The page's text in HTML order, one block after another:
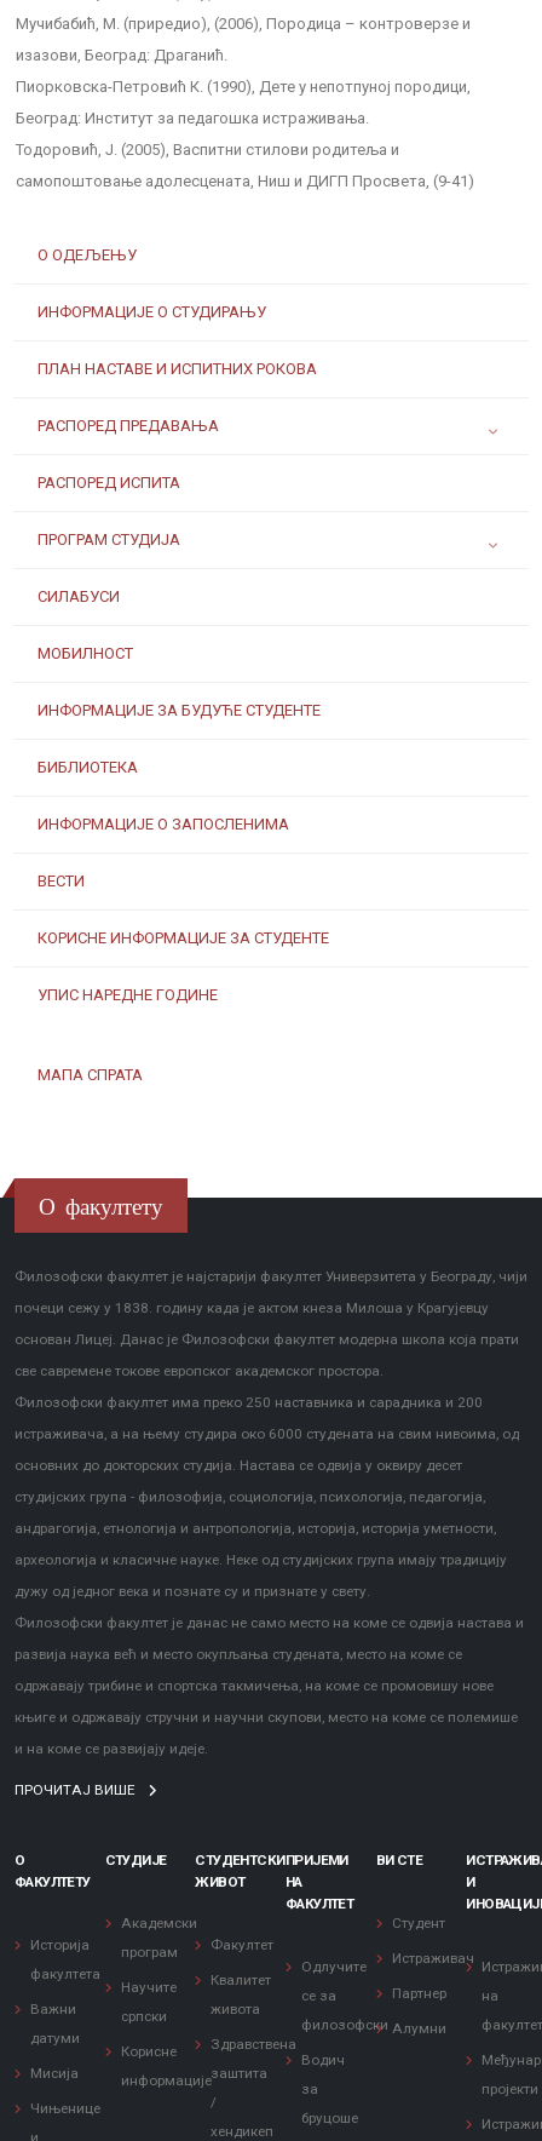
О ОДЕЉЕЊУ
ИНФОРМАЦИЈЕ О СТУДИРАЊУ
ПЛАН НАСТАВЕ И ИСПИТНИХ РОКОВА
РАСПОРЕД ПРЕДАВАЊА
РАСПОРЕД ИСПИТА
ПРОГРАМ СТУДИЈА
СИЛАБУСИ
МОБИЛНОСТ
ИНФОРМАЦИЈЕ ЗА БУДУЋЕ СТУДЕНТЕ
БИБЛИОТЕКА
ИНФОРМАЦИЈЕ О ЗАПОСЛЕНИМА
ВЕСТИ
КОРИСНЕ ИНФОРМАЦИЈЕ ЗА СТУДЕНТЕ
УПИС НАРЕДНЕ ГОДИНЕ
МАПА СПРАТА
Мучибабић, М. (приредио), (2006), Породица – контроверзе и
изазови, Београд: Драганић.
Пиорковска-Петровић К. (1990), Дете у непотпуној породици,
Београд: Институт за педагошка истраживања.
Тодоровић, Ј. (2005), Васпитни стилови родитеља и
самопоштовање адолесцената, Ниш и ДИГП Просвета, (9-41)
О факултету
Филозофски факултет је најстарији факултет Универзитета у Београду, чији
почеци сежу у 1838. годину када је актом кнеза Милоша у Крагујевцу
основан Лицеј. Данас је Филозофски факултет модерна школа која прати
све савремене токове европског академског простора.
Филозофски факултет има преко 250 наставника и сарадника и 200
истраживача, а на њему студира око 6000 студената на свим нивоима, од
основних до докторских студија. Настава се одвија у оквиру десет
студијских група - филозофија, социологија, психологија, педагогија,
андрагогија, етнологија и антропологија, историја, историја уметности,
археологија и класичне науке. Неке од студијских група имају традицију
дужу од једног века и познате су и признате у свету.
Филозофски факултет је данас не само место на коме се одвија настава и
развија наука већ и место окупљања студената, место на коме се
одржавају трибине и спортска такмичења, на коме се промовишу нове
књиге и одржавају стручни и научни скупови, место на коме се полемише
и на коме се развијају идеје.
ПРОЧИТАЈ ВИШЕ
О
ФАКУЛТЕТУ
Историја
факултета
Важни
датуми
Мисија
Чињенице
и
СТУДИЈЕ
Академски
програм
Научите
српски
Корисне
информације
СТУДЕНТСКИ
ЖИВОТ
Факултет
Квалитет
живота
Здравствена
заштита
/
хендикеп
ПРИЈЕМИ
НА
ФАКУЛТЕТ
Одлучите
се за
филозофски
Водич
за
бруцоше
ВИ СТЕ
Студент
Истраживач
Партнер
Алумни
И
на
пројекти